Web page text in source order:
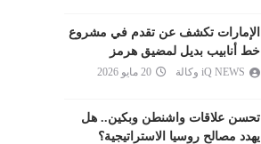
الإمارات تكشف عن تقدم في مشروع
خط أنابيب بديل لمضيق هرمز
iQ NEWS وكالة 20 مايو 2026
تحسن علاقات واشنطن وبكين.. هل
يهدد مصالح روسيا الاستراتيجية؟